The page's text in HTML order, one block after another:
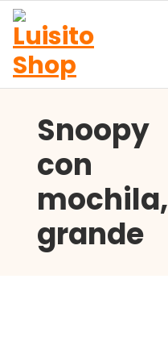
Saltar
contenido
Snoopy
con
mochila,
grande